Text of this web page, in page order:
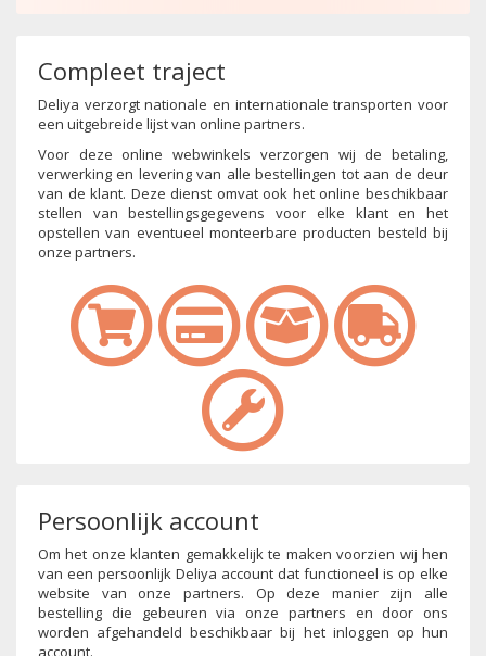
Compleet traject
Deliya verzorgt nationale en internationale transporten voor
een uitgebreide lijst van online partners.
Voor deze online webwinkels verzorgen wij de betaling,
verwerking en levering van alle bestellingen tot aan de deur
van de klant. Deze dienst omvat ook het online beschikbaar
stellen van bestellingsgegevens voor elke klant en het
opstellen van eventueel monteerbare producten besteld bij
onze partners.
Persoonlijk account
Om het onze klanten gemakkelijk te maken voorzien wij hen
van een persoonlijk Deliya account dat functioneel is op elke
website van onze partners. Op deze manier zijn alle
bestelling die gebeuren via onze partners en door ons
worden afgehandeld beschikbaar bij het inloggen op hun
account.